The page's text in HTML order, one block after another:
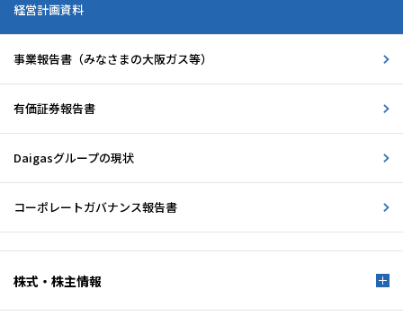
経営計画資料
事業報告書 （みなさまの大阪ガス等）
有価証券報告書
Daigasグループの現状
コーポレートガバナンス報告書
株式・株主情報